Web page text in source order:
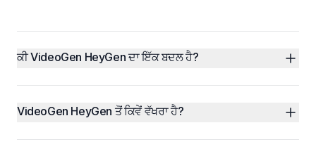
ਕੀ VideoGen HeyGen ਦਾ ਇੱਕ ਬਦਲ ਹੈ?
VideoGen HeyGen ਤੋਂ ਕਿਵੇਂ ਵੱਖਰਾ ਹੈ?